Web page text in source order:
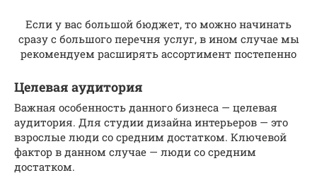
Если у вас большой бюджет, то можно начинать
сразу с большого перечня услуг, в ином случае мы
рекомендуем расширять ассортимент постепенно
Целевая аудитория
Важная особенность данного бизнеса — целевая
аудитория. Для студии дизайна интерьеров — это
взрослые люди со средним достатком. Ключевой
фактор в данном случае — люди со средним
достатком.